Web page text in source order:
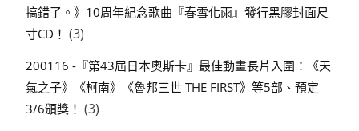
搞錯了。》10周年紀念歌曲『春雪化雨』發行黑膠封面尺
寸CD！ (3)
200116 -『第43屆日本奧斯卡』最佳動畫長片入圍：《天
氣之子》《柯南》《魯邦三世 THE FIRST》等5部、預定
3/6頒獎！ (3)